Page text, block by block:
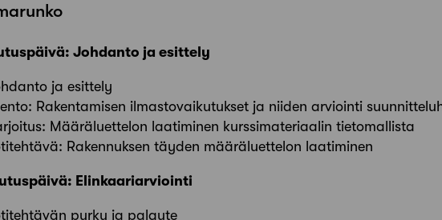
Johdanto ja esittely
ja esittely
Rakentamisen ilmastovaikutukset ja niiden arviointi
Määräluettelon laatiminen kurssimateriaalin tietomallista
Rakennuksen täyden määräluettelon laatiminen
Elinkaariarviointi
purku ja palaute